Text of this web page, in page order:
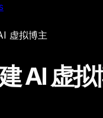
虚拟博主
AI 虚拟